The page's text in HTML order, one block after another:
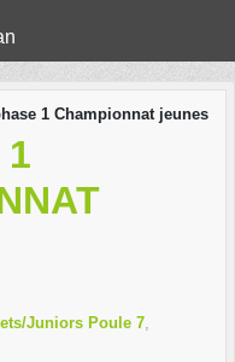
1 Championnat jeunes
1
Juniors Poule 7